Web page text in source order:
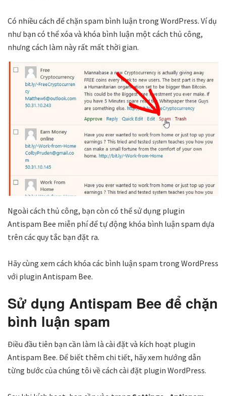
Có nhiều cách để chặn spam bình luận trong WordPress. Ví dụ
như bạn có thể xóa và khóa bình luận một cách thủ công,
nhưng cách làm này rất mất thời gian.
Ngoài cách thủ công, bạn còn có thể sử dụng plugin
Antispam Bee miễn phí để tự động khóa bình luận spam dựa
trên các quy tắc bạn đặt ra.
Hãy cùng xem cách khóa các bình luận spam trong WordPress
với plugin Antispam Bee.
Sử dụng Antispam Bee để chặn
bình luận spam
Điều đầu tiên bạn cần làm là cài đặt và kích hoạt plugin
Antispam Bee. Để biết thêm chi tiết, hãy xem hướng dẫn
từng bước của chúng tôi về cách cài đặt plugin WordPress.